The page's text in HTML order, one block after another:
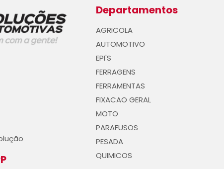
Departamentos
AGRICOLA
AUTOMOTIVO
EPI'S
FERRAGENS
FERRAMENTAS
FIXACAO GERAL
MOTO
PARAFUSOS
PESADA
QUIMICOS